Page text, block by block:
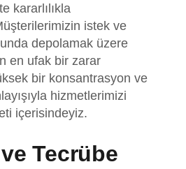
kararlılıkla
istek ve
depolamak üzere
en ufak bir zarar
bir konsantrasyon ve
hizmetlerimizi
içerisindeyiz.
Tecrübe